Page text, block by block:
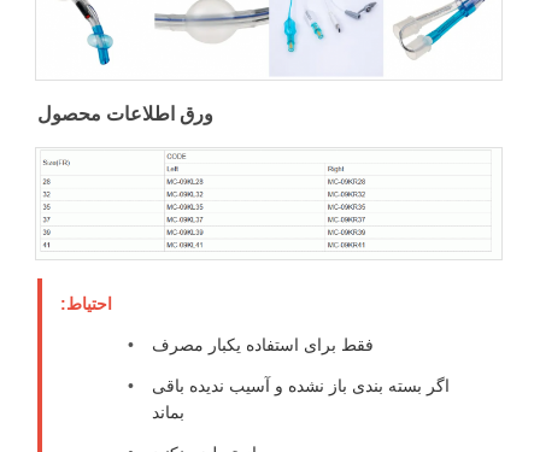
ورق اطلاعات محصول
احتیاط:
فقط برای استفاده یکبار مصرف
اگر بسته بندی باز نشده و آسیب ندیده باقی
بماند